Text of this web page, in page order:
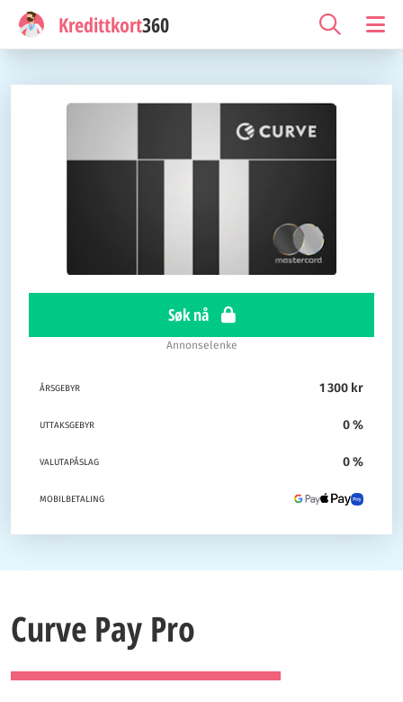
Kredittkort360
Søk nå
Annonselenke
ÅRSGEBYR 1 300 kr
UTTAKSGEBYR 0 %
VALUTAPÅSLAG 0 %
MOBILBETALING
Curve Pay Pro